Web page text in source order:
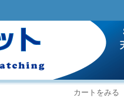
カートをみる